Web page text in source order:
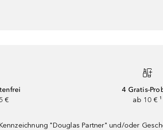
€
4 Gratis-
ab 10 € ¹
"Douglas Partner" und/oder